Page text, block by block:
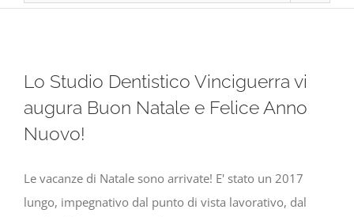
Lo Studio Dentistico Vinciguerra vi
augura Buon Natale e Felice Anno
Nuovo!
Le vacanze di Natale sono arrivate! E' stato un 2017
lungo, impegnativo dal punto di vista lavorativo, dal